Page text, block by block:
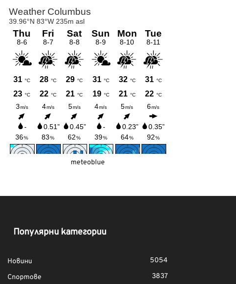
meteoblue
Популярни категории
Новини
5054
Спортове
3837